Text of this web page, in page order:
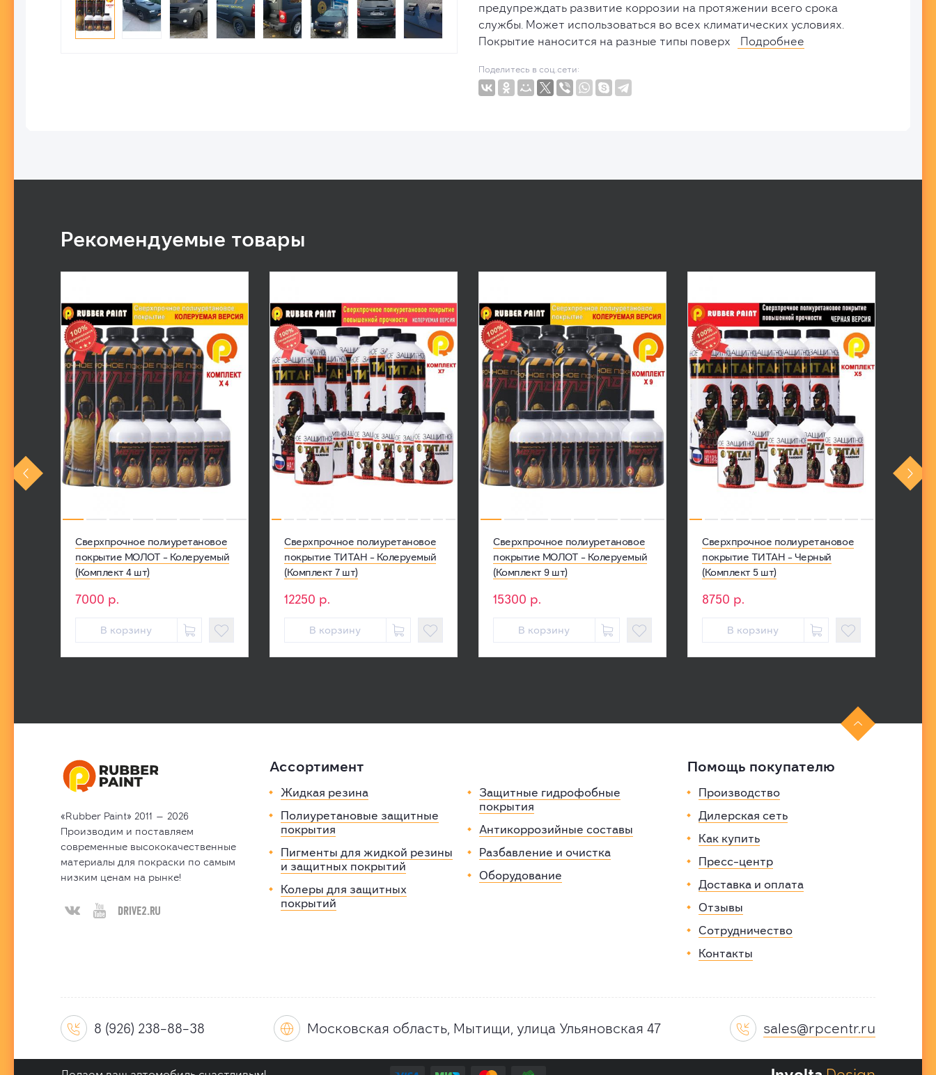
предупреждать развитие коррозии на протяжении всего срока
службы. Может использоваться во всех климатических условиях.
Покрытие наносится на разные типы поверх
Подробнее
Поделитесь в соц.сети:
Рекомендуемые товары
Сверхпрочное полиуретановое
покрытие МОЛОТ - Колеруемый
(Комплект 4 шт)
7000 р.
В корзину  
Сверхпрочное полиуретановое
покрытие ТИТАН - Колеруемый
(Комплект 7 шт)
12250 р.
В корзину  
Сверхпрочное полиуретановое
покрытие МОЛОТ - Колеруемый
(Комплект 9 шт)
15300 р.
В корзину  
Сверхпрочное полиуретановое
покрытие ТИТАН - Черный
(Комплект 5 шт)
8750 р.
В корзину  

«Rubber Paint» 2011 — 2026
Производим и поставляем
современные высококачественные
материалы для покраски по самым
низким ценам на рынке!
  
Ассортимент
Жидкая резина
Полиуретановые защитные
покрытия
Пигменты для жидкой резины
и защитных покрытий
Колеры для защитных
покрытий
Защитные гидрофобные
покрытия
Антикоррозийные составы
Разбавление и очистка
Оборудование
Помощь покупателю
Производство
Дилерская сеть
Как купить
Пресс-центр
Доставка и оплата
Отзывы
Сотрудничество
Контакты
 8 (926) 238-88-38  Московская область, Мытищи, улица Ульяновская 47  sales@rpcentr.ru